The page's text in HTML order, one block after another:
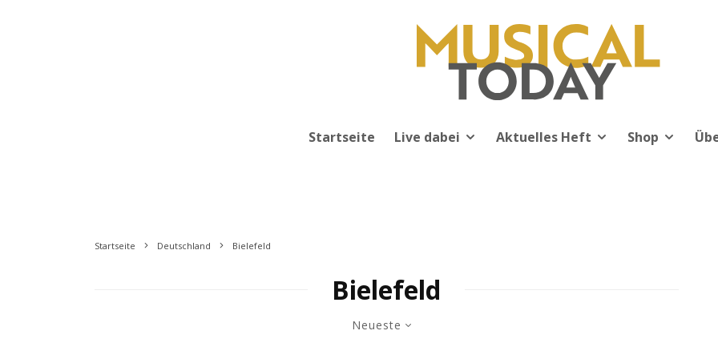
Startseite Live dabei Aktuelles Heft Shop
Startseite Deutschland Bielefeld
Bielefeld
Neueste